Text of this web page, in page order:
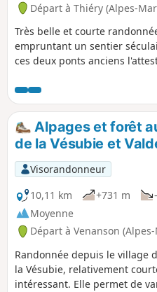
Départ à Thiéry (Alpes-
Très belle et courte
empruntant un sentier
ces deux ponts anciens
cartographié sont une belle
De belles vues sur le village
avant sa traversée.
Alpages et forêt
de la Vésubie et
Visorandonneur
10,11 km
+731 m
Moyenne
Départ à Venanson
Randonnée depuis le village
la Vésubie, relativement
intéressant. Elle permet de